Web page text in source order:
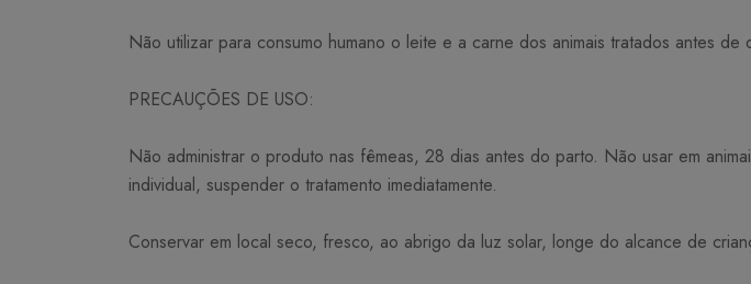
Não utilizar para consumo humano o leite e a carne dos animais tratados antes
PRECAUÇÕES DE USO:
Não administrar o produto nas fêmeas, 28 dias antes do parto. Não usar em
individual, suspender o tratamento imediatamente.
Conservar em local seco, fresco, ao abrigo da luz solar, longe do alcance de